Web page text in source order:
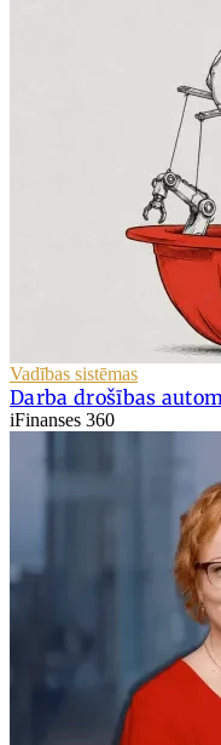
Vadības sistēmas
Darba drošības
iFinanses 360